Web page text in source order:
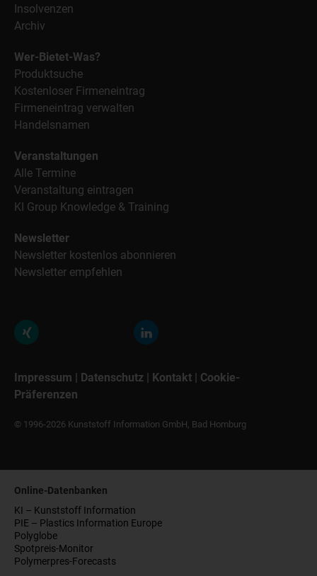
Insolvenzen
Archiv
Wer-Bietet-Was?
Produktsuche
Kostenloser Firmeneintrag
Firmeneintrag verwalten
Handelsnamen
Veranstaltungen
Alle Termine
Veranstaltung eintragen
KI Group Knowledge & Training
Newsletter
Newsletter kostenlos abonnieren
Newsletter empfehlen
Impressum Datenschutz Kontakt
Cookie-
Präferenzen
© 1996-2026 Kunststoff Information GmbH, Bad Homburg
Online-Datenbanken
KI – Kunststoff Information
PIE – Plastics Information Europe
Polyglobe
Spotpreis-Monitor
Polymerpres-Forecasts